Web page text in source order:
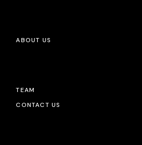
ABOUT US
TEAM
CONTACT US